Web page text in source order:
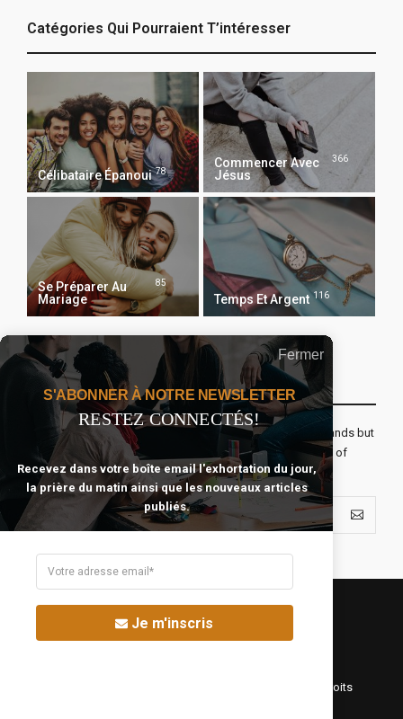
Catégories Qui Pourraient T’intéresser
Célibataire Épanoui 78
Commencer Avec
Jésus
366
Se Préparer Au
Mariage
85
Temps Et Argent 116
Recevoir Notre Newsletter Chaque Matin
The real voyage of discovery consists not in seeking new lands but
seeing with new eyes. All journeys have secret destinations of
which the traveler is unaware.
©Fréquence Chrétienne Production 2016-2025. Tous droits
Fermer
S'ABONNER À NOTRE NEWSLETTER
RESTEZ CONNECTÉS!
Recevez dans votre boîte email l'exhortation du jour,
la prière du matin ainsi que les nouveaux articles
publiés.
Je m'inscris